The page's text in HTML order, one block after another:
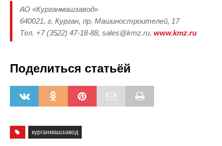
АО «Курганмашзавод»
640021, г. Курган, пр. Машиностроителей, 17
Тел. +7 (3522) 47-18-88, sales@kmz.ru, www.kmz.ru
Поделиться статьёй
курганмашзавод